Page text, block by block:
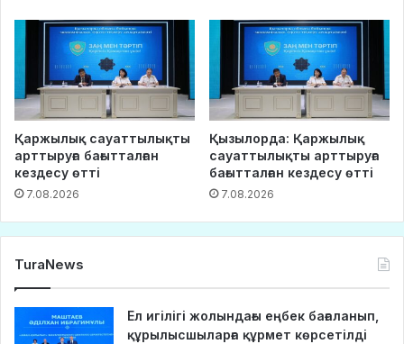
Қаржылық сауаттылықты
арттыруға бағытталған
кездесу өтті
7.08.2026
Қызылорда: Қаржылық
сауаттылықты арттыруға
бағытталған кездесу өтті
7.08.2026
TuraNews
Ел игілігі жолындағы еңбек бағаланып,
құрылысшыларға құрмет көрсетілді